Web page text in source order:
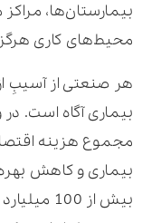
بیمارستان‌ها،
محیط‌های کاری
هر صنعتی از آسیبِ
مجموع هزینه
بیماری و کاهش
بیش از